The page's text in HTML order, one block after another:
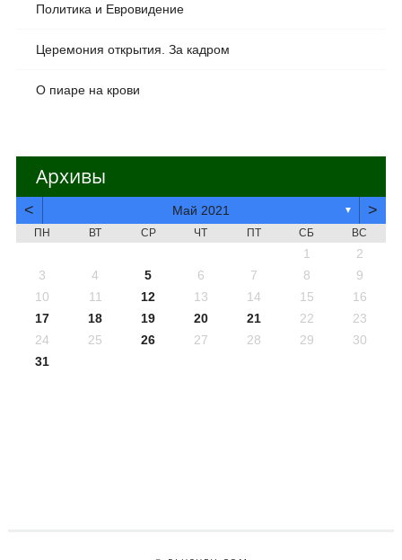
Политика и Евровидение
Церемония открытия. За кадром
О пиаре на крови
Архивы
< Май 2021 ▼ >
ПН ВТ СР ЧТ ПТ СБ ВС
1
2
3
4 5 6 7 8
9
10
11 12 13 14 15
16
17
18 19 20 21 22
23
24
25 26 27 28 29
30
31